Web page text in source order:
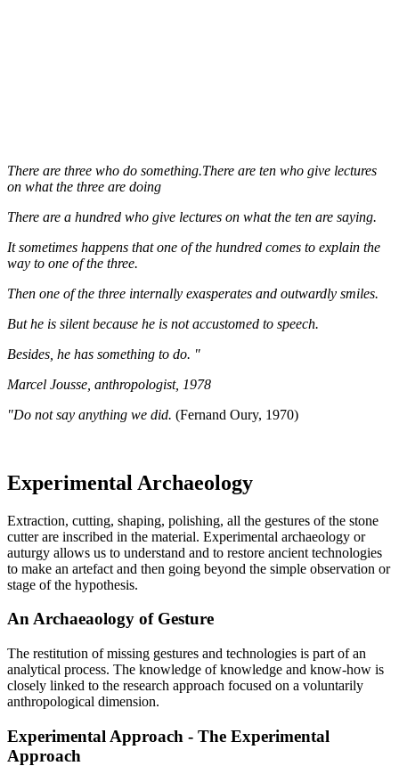
There are three who do something.There are ten who give lectures
on what the three are doing
There are a hundred who give lectures on what the ten are saying.
It sometimes happens that one of the hundred comes to explain the
way to one of the three.
Then one of the three internally exasperates and outwardly smiles.
But he is silent because he is not accustomed to speech.
Besides, he has something to do. "
Marcel Jousse, anthropologist, 1978
"Do not say anything we did. (Fernand Oury, 1970)
Experimental Archaeology
Extraction, cutting, shaping, polishing, all the gestures of the stone
cutter are inscribed in the material. Experimental archaeology or
auturgy allows us to understand and to restore ancient technologies
to make an artefact and then going beyond the simple observation or
stage of the hypothesis.
An Archaeaology of Gesture
The restitution of missing gestures and technologies is part of an
analytical process. The knowledge of knowledge and know-how is
closely linked to the research approach focused on a voluntarily
anthropological dimension.
Experimental Approach - The Experimental
Approach